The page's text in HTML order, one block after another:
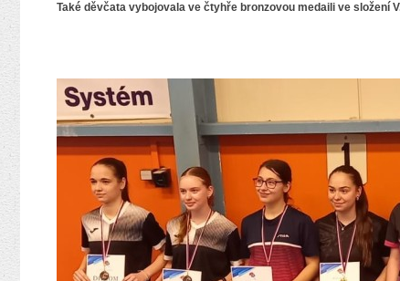
Také děvčata vybojovala ve čtyhře bronzovou medaili ve složení